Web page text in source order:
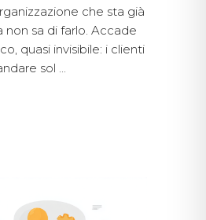
che sta già
non sa di farlo. Accade
quasi invisibile: i clienti
sol ...